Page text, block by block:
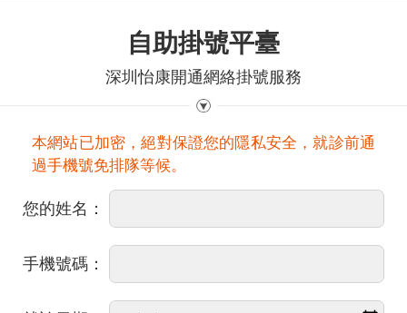
自助掛號平臺
深圳怡康開通網絡掛號服務
本網站已加密，絕對保證您的隱私安全，就診前通
過手機號免排隊等候。
您的姓名：
手機號碼：